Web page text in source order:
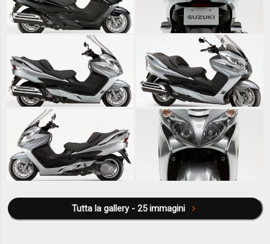
Tutta la gallery - 25 immagini